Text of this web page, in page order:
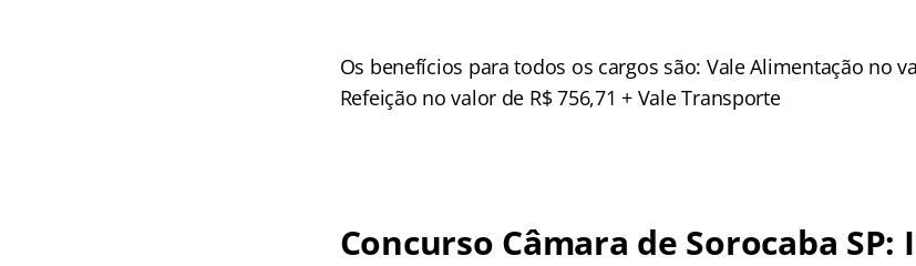
Os benefícios para todos os cargos são: Vale Alimentação no
Refeição no valor de R$ 756,71 + Vale Transporte
Concurso Câmara de Sorocaba SP: